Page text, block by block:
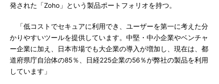
発された「Zoho」という製品ポートフォリオを持つ。
「低コストでセキュアに利用でき、ユーザーを第一に考えた分
かりやすいツールを提供しています。中堅・中小企業やベンチャ
ー企業に加え、日本市場でも大企業の導入が増加し、現在は、都
道府県庁自治体の85％、日経225企業の56％が弊社の製品を利用
しています」